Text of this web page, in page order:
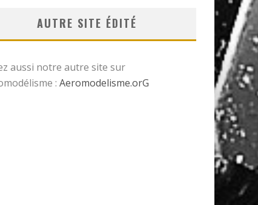
AUTRE SITE ÉDITÉ
aussi notre autre site sur
: Aeromodelisme.orG